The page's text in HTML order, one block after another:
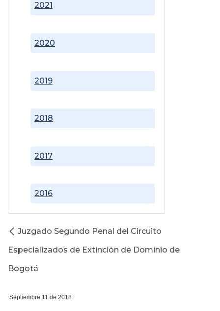
2016
2017
2018
2019
2020
2021
Juzgado Segundo Penal del Circuito
Especializados de Extinción de Dominio de
Bogotá
Septiembre 11 de 2018